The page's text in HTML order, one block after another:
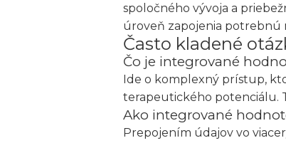
spoločného vývoja a
úroveň zapojenia potrebnú
Často kladené
Čo je integrované
Ide o komplexný prístup,
terapeutického potenciálu.
Ako integrované
Prepojením údajov vo